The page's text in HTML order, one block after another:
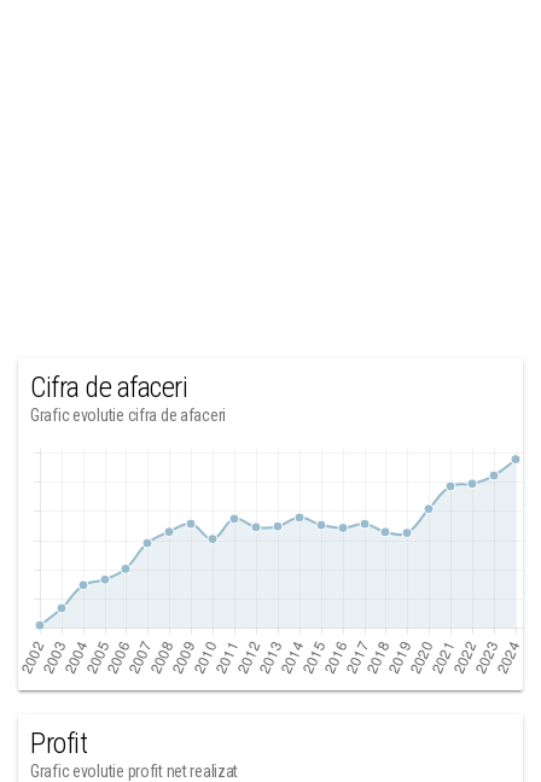
Cifra de afaceri
Grafic evolutie cifra de afaceri
Profit
Grafic evolutie profit net realizat